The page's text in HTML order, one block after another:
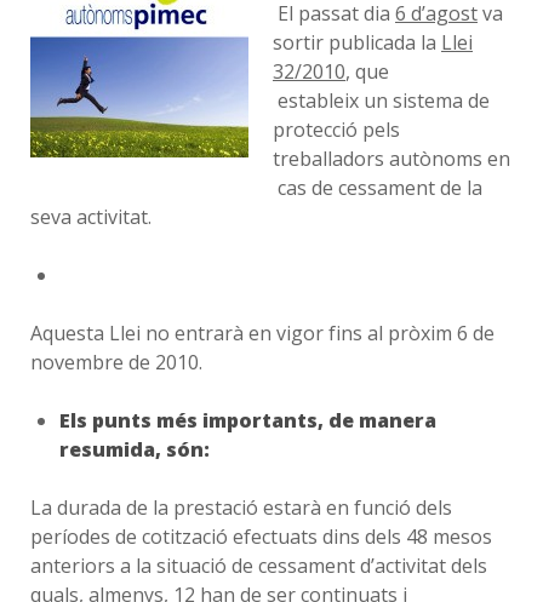
El passat dia 6 d’agostva
sortir publicada la Llei
32/2010, que
estableix un sistema de
protecció pels
treballadors autònoms en
cas de cessament de la
seva activitat.
Aquesta Llei no entrarà en vigor fins al pròxim 6 de
novembre de 2010.
Els punts més importants, de manera
resumida, són:
La durada de la prestació estarà en funció dels
períodes de cotització efectuats dins dels 48 mesos
anteriors a la situació de cessament d’activitat dels
quals, almenys, 12 han de ser continuats i